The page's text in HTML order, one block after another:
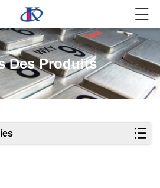
Des Produits